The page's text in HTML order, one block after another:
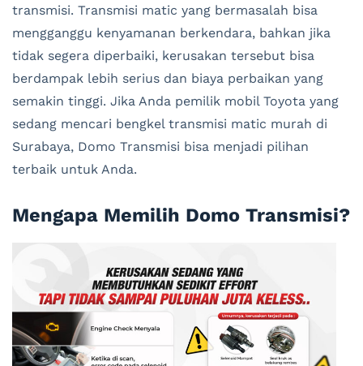
transmisi. Transmisi matic yang bermasalah bisa
mengganggu kenyamanan berkendara, bahkan jika
tidak segera diperbaiki, kerusakan tersebut bisa
berdampak lebih serius dan biaya perbaikan yang
semakin tinggi. Jika Anda pemilik mobil Toyota yang
sedang mencari bengkel transmisi matic murah di
Surabaya, Domo Transmisi bisa menjadi pilihan
terbaik untuk Anda.
Mengapa Memilih Domo Transmisi?